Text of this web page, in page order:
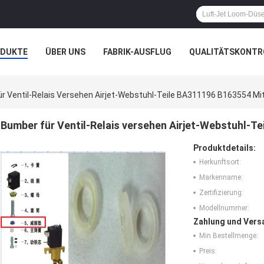
ÜBER UNS FABRIK-AUSFLUG
Ventil-Relais Versehen Airjet-Webstuhl-Teile BA311196 B163554
Bumber für Ventil-Relais versehen Airjet-Webstuhl-
Produktdetails:
Herkunftsort:
Markenname:
Zertifizierung:
Modellnummer:
Zahlung und
Min Bestellmenge:
Preis: